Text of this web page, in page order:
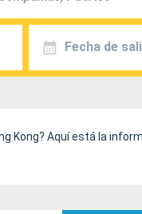
Fecha de
Kong? Aquí está la